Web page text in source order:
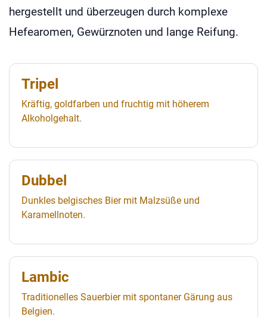
hergestellt und überzeugen durch komplexe
Hefearomen, Gewürznoten und lange Reifung.
Tripel
Kräftig, goldfarben und fruchtig mit höherem
Alkoholgehalt.
Dubbel
Dunkles belgisches Bier mit Malzsüße und
Karamellnoten.
Lambic
Traditionelles Sauerbier mit spontaner Gärung aus
Belgien.